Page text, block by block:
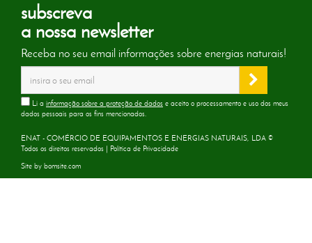
subscreva
a nossa newsletter
Receba no seu email informações sobre energias naturais!
Li a informação sobre a proteção de dados e aceito o processamento e uso dos meus
dados pessoais para os fins mencionados.
ENAT - COMÉRCIO DE EQUIPAMENTOS E ENERGIAS NATURAIS, LDA ©
Todos os direitos reservados | Política de Privacidade
Site by bomsite.com